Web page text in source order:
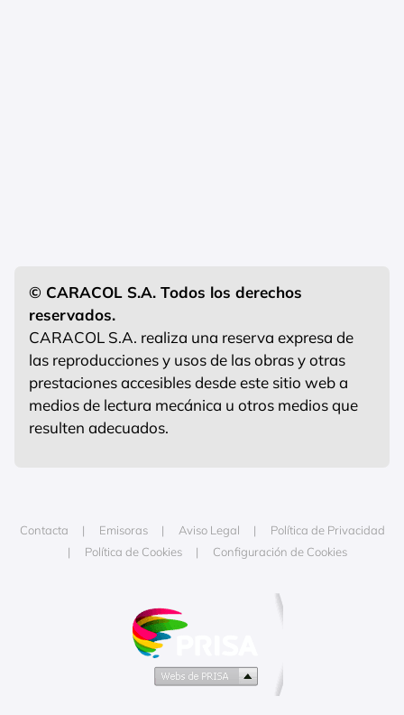
© CARACOL S.A. Todos los derechos
reservados.
CARACOL S.A. realiza una reserva expresa de
las reproducciones y usos de las obras y otras
prestaciones accesibles desde este sitio web a
medios de lectura mecánica u otros medios que
resulten adecuados.
Contacta Emisoras Aviso Legal
Política de Privacidad
Política de Cookies
Configuración de Cookies